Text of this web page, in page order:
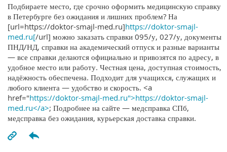
Подбираете место, где срочно оформить медицинскую справку
в Петербурге без ожидания и лишних проблем? На
[url=https://doktor-smajl-med.ru]https://doktor-smajl-
med.ru[/url] можно заказать справки 095/у, 027/у, документы
ПНД/НД, справки на академический отпуск и разные варианты
— все справки делаются официально и привозятся по адресу, в
удобное место или работу. Честная цена, доступная стоимость,
надёжность обеспечена. Подходит для учащихся, служащих и
любого клиента — удобство и скорость. <a
href="https://doktor-smajl-med.ru">https://doktor-smajl-
med.ru</a>; Подробнее на сайте — медсправка СПб,
медсправка без ожидания, курьерская доставка справки.